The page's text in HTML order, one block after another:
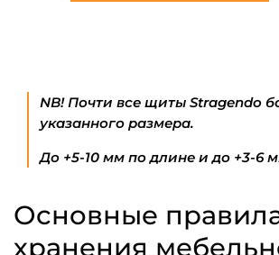
NB! Почти все щиты Stragendo
указанного размера.
До +5-10 мм по длине и до +3-6
Основные
хранения